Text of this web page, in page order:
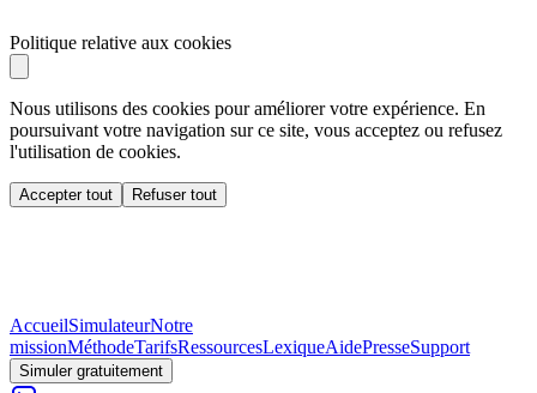
Politique relative aux cookies
Nous utilisons des cookies pour améliorer votre expérience. En
poursuivant votre navigation sur ce site, vous acceptez ou refusez
l'utilisation de cookies.
Accepter tout Refuser tout
AccueilSimulateurNotre
missionMéthodeTarifsRessourcesLexiqueAidePresseSupport
Simuler gratuitement